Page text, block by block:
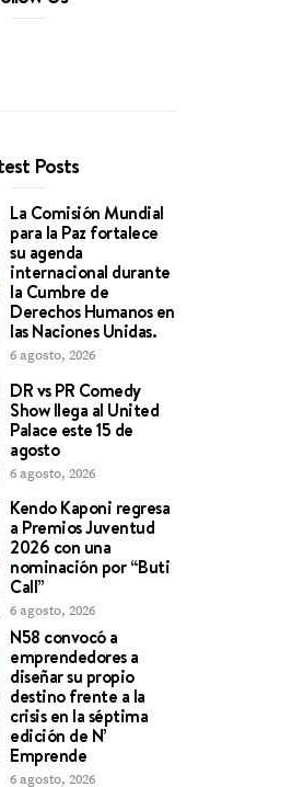
Posts
La Comisión Mundial
para la Paz fortalece
su agenda
internacional durante
la Cumbre de
Derechos Humanos en
las Naciones Unidas.
6 agosto, 2026
DR vs PR Comedy
Show llega al United
Palace este 15 de
agosto
6 agosto, 2026
Kendo Kaponi regresa
a Premios Juventud
2026 con una
nominación por “Buti
Call”
6 agosto, 2026
N58 convocó a
emprendedores a
diseñar su propio
destino frente a la
crisis en la séptima
edición de N’
Emprende
6 agosto, 2026